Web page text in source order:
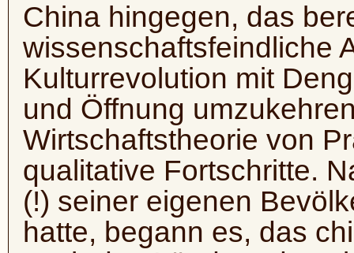
China hingegen, das
wissenschaftsfeindliche
Kulturrevolution mit
und Öffnung
Wirtschaftstheorie von
qualitative Fortschritte.
(!) seiner eigenen
hatte, begann es, das